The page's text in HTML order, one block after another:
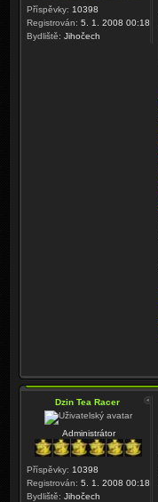
Příspěvky: 10398
Registrován: 5. 1. 2008 00:18
Bydliště: Jihočech
Dzin Tea Racer
Administrátor
Příspěvky: 10398
Registrován: 5. 1. 2008 00:18
Bydliště: Jihočech